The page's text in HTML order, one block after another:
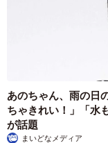
あのちゃん、雨の日
ちゃきれい！」「水
が話題
まいどなメディア